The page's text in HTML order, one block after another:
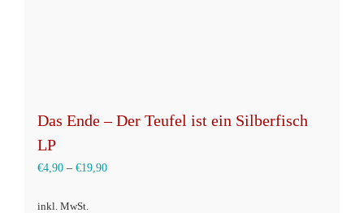
Das Ende – Der Teufel ist ein Silberfisch
LP
€4,90 – €19,90
inkl. MwSt.